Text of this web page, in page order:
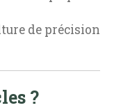
de précision
?